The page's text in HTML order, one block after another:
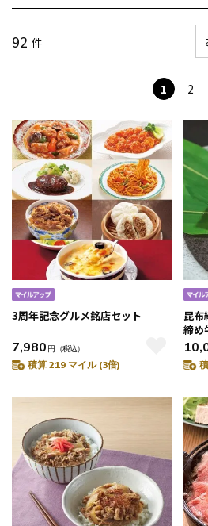
92 件
1 2
3周年記念グルメ銘店セット
7,980 円 （税込）
積算 219 マイル (3倍)
昆布
締め
（